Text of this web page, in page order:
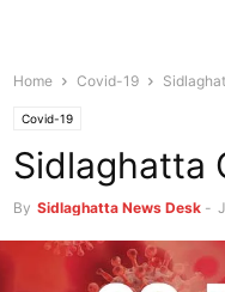
Home Covid-19
Covid-19
Sidlaghatta
By Sidlaghatta News Desk -